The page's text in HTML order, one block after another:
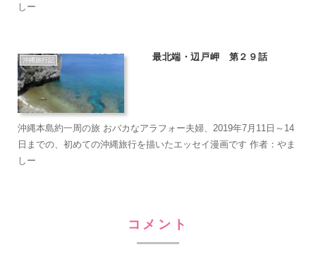
しー
沖縄旅行記 最北端・辺戸岬 第２９話
沖縄本島約一周の旅 おバカなアラフォー夫婦、2019年7月11日～14
日までの、初めての沖縄旅行を描いたエッセイ漫画です 作者：やま
しー
コメント